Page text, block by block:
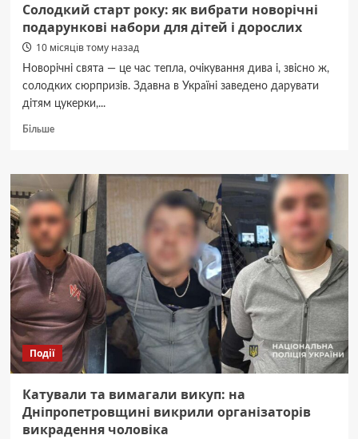
Солодкий старт року: як вибрати новорічні
подарункові набори для дітей і дорослих
10 місяців тому назад
Новорічні свята — це час тепла, очікування дива і, звісно ж,
солодких сюрпризів. Здавна в Україні заведено дарувати
дітям цукерки,...
БільшеДокладніше
старт
року:
як
вибрати
новорічні
подарункові
набори
для
дітей
дорослих
Події
Катували та вимагали викуп: на
Дніпропетровщині викрили організаторів
викрадення чоловіка